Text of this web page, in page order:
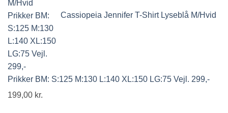
Cassiopeia Jennifer T-Shirt Lyseblå M/Hvid
Prikker BM: S:125 M:130 L:140 XL:150 LG:75 Vejl. 299,-
199,00 kr.